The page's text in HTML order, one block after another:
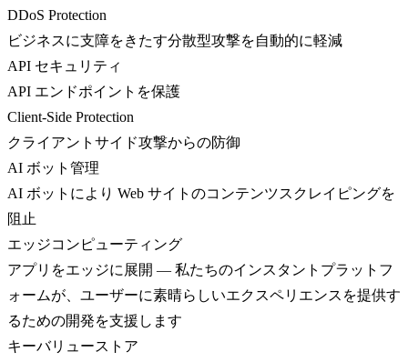
DDoS Protection
ビジネスに支障をきたす分散型攻撃を自動的に軽減
API セキュリティ
API エンドポイントを保護
Client-Side Protection
クライアントサイド攻撃からの防御
AI ボット管理
AI ボットにより Web サイトのコンテンツスクレイピングを
阻止
エッジコンピューティング
アプリをエッジに展開 — 私たちのインスタントプラットフ
ォームが、ユーザーに素晴らしいエクスペリエンスを提供す
るための開発を支援します
キーバリューストア